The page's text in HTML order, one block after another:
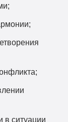
в ситуации